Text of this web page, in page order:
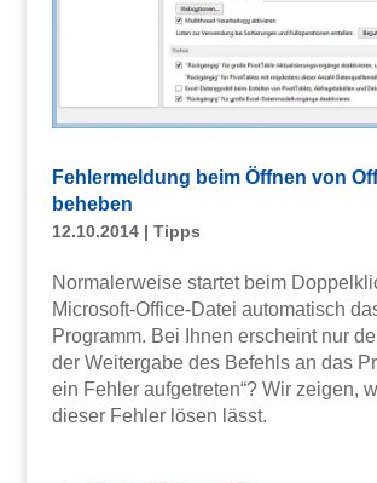
Fehlermeldung beim Öffnen von
beheben
12.10.2014| Tipps
Normalerweise startet beim
Microsoft-Office-Datei automatisch
Programm. Bei Ihnen erscheint nur
der Weitergabe des Befehls an das
ein Fehler aufgetreten“? Wir zeigen,
dieser Fehler lösen lässt.